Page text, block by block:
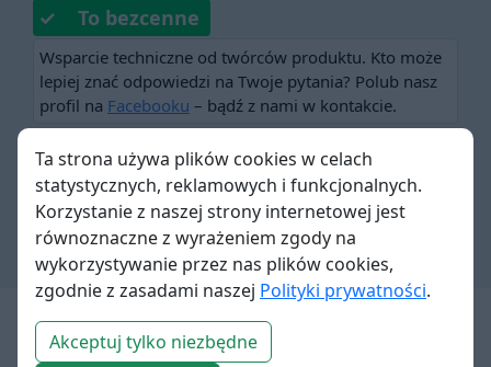
✓ To bezcenne
Wsparcie techniczne od twórców produktu. Kto może
lepiej znać odpowiedzi na Twoje pytania? Polub nasz
profil na Facebooku – bądź z nami w kontakcie.
✓ Ważna sprawa
Kupujesz polski produkt. Przyczyniasz się do
tworzenia nowych miejsc pracy.
Ta strona używa plików cookies w celach
statystycznych, reklamowych i funkcjonalnych.
Korzystanie z naszej strony internetowej jest
równoznaczne z wyrażeniem zgody na
wykorzystywanie przez nas plików cookies,
zgodnie z zasadami naszej Polityki prywatności.
Akceptuj tylko niezbędne